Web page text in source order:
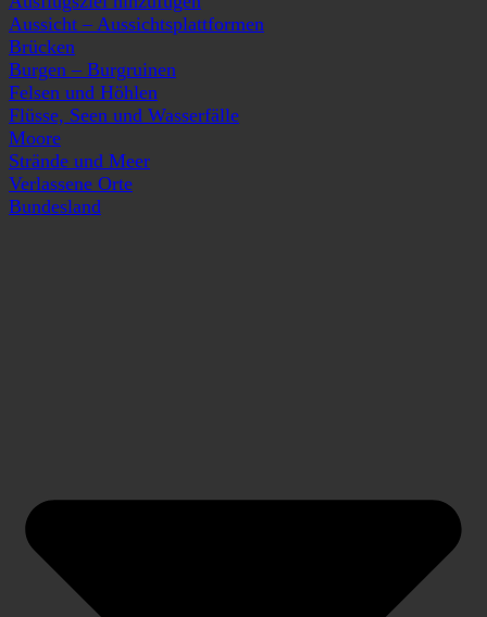
Aussicht – Aussichtsplattformen
Brücken
Burgen – Burgruinen
Felsen und Höhlen
Flüsse, Seen und Wasserfälle
Moore
Strände und Meer
Verlassene Orte
Bundesland